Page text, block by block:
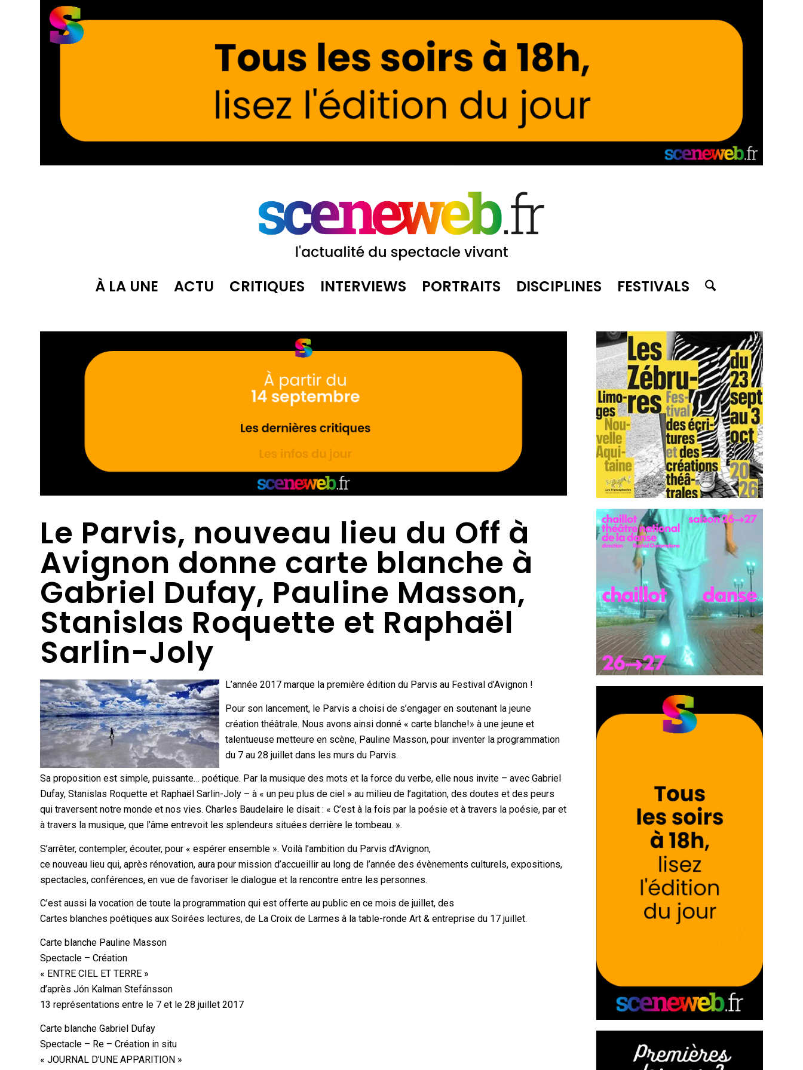
À LA UNE ACTU CRITIQUES INTERVIEWS PORTRAITS DISCIPLINES FESTIVALS
Le Parvis, nouveau lieu du Off à
Avignon donne carte blanche à
Gabriel Dufay, Pauline Masson,
Stanislas Roquette et Raphaël
Sarlin-Joly
L’année 2017 marque la première édition du Parvis au Festival d’Avignon !
Pour son lancement, le Parvis a choisi de s’engager en soutenant la jeune
création théâtrale. Nous avons ainsi donné « carte blanche!» à une jeune et
talentueuse metteure en scène, Pauline Masson, pour inventer la programmation
du 7 au 28 juillet dans les murs du Parvis.
Sa proposition est simple, puissante… poétique. Par la musique des mots et la force du verbe, elle nous invite – avec Gabriel
Dufay, Stanislas Roquette et Raphaël Sarlin-Joly – à « un peu plus de ciel » au milieu de l’agitation, des doutes et des peurs
qui traversent notre monde et nos vies. Charles Baudelaire le disait : « C’est à la fois par la poésie et à travers la poésie, par et
à travers la musique, que l’âme entrevoit les splendeurs situées derrière le tombeau. ».
S’arrêter, contempler, écouter, pour « espérer ensemble ». Voilà l’ambition du Parvis d’Avignon,
ce nouveau lieu qui, après rénovation, aura pour mission d’accueillir au long de l’année des évènements culturels, expositions,
spectacles, conférences, en vue de favoriser le dialogue et la rencontre entre les personnes.
C’est aussi la vocation de toute la programmation qui est offerte au public en ce mois de juillet, des
Cartes blanches poétiques aux Soirées lectures, de La Croix de Larmes à la table-ronde Art & entreprise du 17 juillet.
Carte blanche Pauline Masson
Spectacle – Création
« ENTRE CIEL ET TERRE »
d’après Jón Kalman Stefánsson
13 représentations entre le 7 et le 28 juillet 2017
Carte blanche Gabriel Dufay
Spectacle – Re – Création in situ
« JOURNAL D’UNE APPARITION »